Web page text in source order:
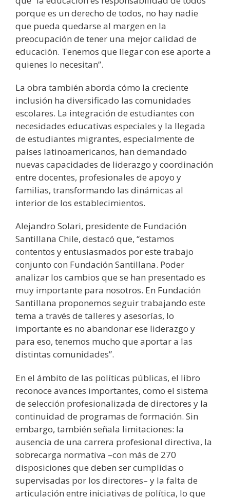
porque es un derecho de todos, no hay nadie
que pueda quedarse al margen en la
preocupación de tener una mejor calidad de
educación. Tenemos que llegar con ese aporte a
quienes lo necesitan”.
La obra también aborda cómo la creciente
inclusión ha diversificado las comunidades
escolares. La integración de estudiantes con
necesidades educativas especiales y la llegada
de estudiantes migrantes, especialmente de
países latinoamericanos, han demandado
nuevas capacidades de liderazgo y coordinación
entre docentes, profesionales de apoyo y
familias, transformando las dinámicas al
interior de los establecimientos.
Alejandro Solari, presidente de Fundación
Santillana Chile, destacó que, “estamos
contentos y entusiasmados por este trabajo
conjunto con Fundación Santillana. Poder
analizar los cambios que se han presentado es
muy importante para nosotros. En Fundación
Santillana proponemos seguir trabajando este
tema a través de talleres y asesorías, lo
importante es no abandonar ese liderazgo y
para eso, tenemos mucho que aportar a las
distintas comunidades”.
En el ámbito de las políticas públicas, el libro
reconoce avances importantes, como el sistema
de selección profesionalizada de directores y la
continuidad de programas de formación. Sin
embargo, también señala limitaciones: la
ausencia de una carrera profesional directiva, la
sobrecarga normativa –con más de 270
disposiciones que deben ser cumplidas o
supervisadas por los directores– y la falta de
articulación entre iniciativas de política, lo que